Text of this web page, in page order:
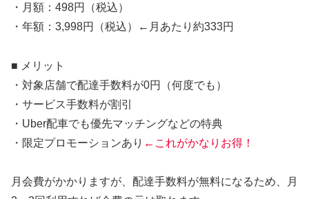
・月額：498円（税込）
・年額：3,998円（税込）←月あたり約333円
■ メリット
・対象店舗で配達手数料が0円（何度でも）
・サービス手数料が割引
・Uber配車でも優先マッチングなどの特典
・限定プロモーションあり ←これがかなりお得！
月会費がかかりますが、配達手数料が無料になるため、月